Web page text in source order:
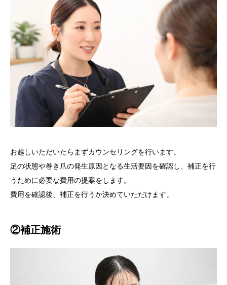
お越しいただいたらまずカウンセリングを行います。
足の状態や巻き爪の発生原因となる生活要因を確認し、補正を行
うために必要な費用の提案をします。
費用を確認後、補正を行うか決めていただけます。
②補正施術